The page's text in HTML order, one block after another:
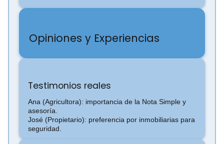
Opiniones y Experiencias
Testimonios reales
Ana (Agricultora): importancia de la Nota Simple y
asesoría.
José (Propietario): preferencia por inmobiliarias para
seguridad.